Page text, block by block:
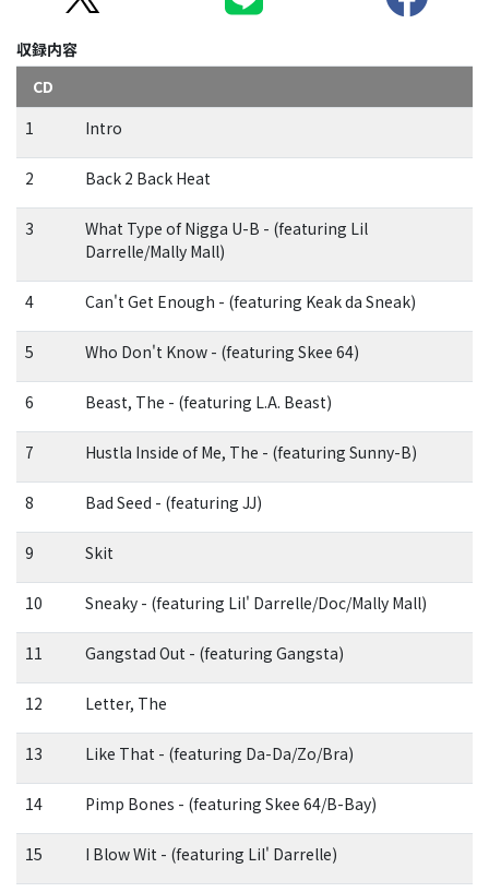
収録内容
CD
1
Intro
2 Back 2 Back Heat
3
What Type of Nigga U-B - (featuring Lil
Darrelle/Mally Mall)
4 Can't Get Enough - (featuring Keak da Sneak)
5 Who Don't Know - (featuring Skee 64)
6 Beast, The - (featuring L.A. Beast)
7 Hustla Inside of Me, The - (featuring Sunny-B)
8 Bad Seed - (featuring JJ)
9 Skit
10 Sneaky - (featuring Lil' Darrelle/Doc/Mally Mall)
11 Gangstad Out - (featuring Gangsta)
12 Letter, The
13 Like That - (featuring Da-Da/Zo/Bra)
14 Pimp Bones - (featuring Skee 64/B-Bay)
15 I Blow Wit - (featuring Lil' Darrelle)